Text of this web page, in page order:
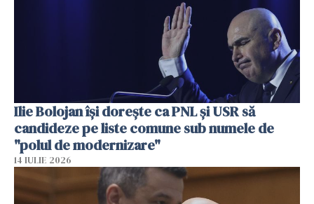
Ilie Bolojan își dorește ca PNL și USR să
candideze pe liste comune sub numele de
"polul de modernizare"
14 IULIE 2026